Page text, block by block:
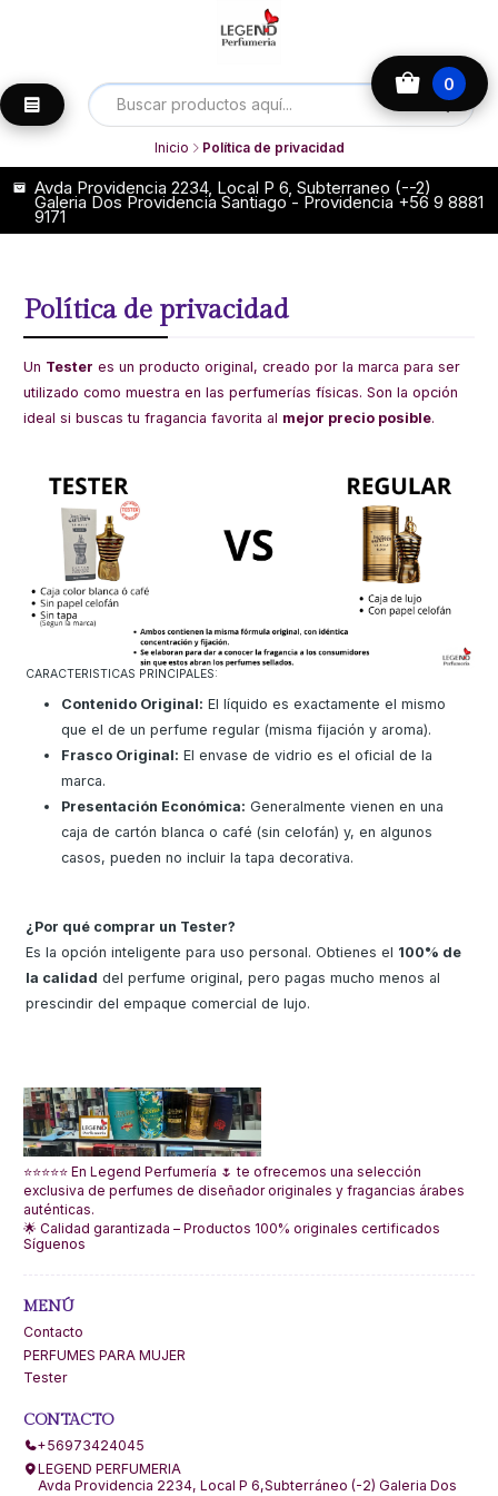
0
Avda Providencia 2234, Local P 6, Subterraneo (--2)
Galeria Dos Providencia Santiago - Providencia +56 9 8881
9171
Inicio Política de privacidad
Política de privacidad
Un Tester es un producto original, creado por la marca para ser
utilizado como muestra en las perfumerías físicas. Son la opción
ideal si buscas tu fragancia favorita al mejor precio posible.
CARACTERÍSTICAS PRINCIPALES:
Contenido Original: El líquido es exactamente el mismo
que el de un perfume regular (misma fijación y aroma).
Frasco Original: El envase de vidrio es el oficial de la
marca.
Presentación Económica: Generalmente vienen en una
caja de cartón blanca o café (sin celofán) y, en algunos
casos, pueden no incluir la tapa decorativa.
¿Por qué comprar un Tester?
Es la opción inteligente para uso personal. Obtienes el 100% de
la calidad del perfume original, pero pagas mucho menos al
prescindir del empaque comercial de lujo.
⭐⭐⭐⭐⭐ En Legend Perfumería 🌷 te ofrecemos una selección
exclusiva de perfumes de diseñador originales y fragancias árabes
auténticas.
🌟 Calidad garantizada – Productos 100% originales certificados
Síguenos
MENÚ
Contacto
PERFUMES PARA MUJER
Tester
CONTACTO
+56973424045
LEGEND PERFUMERIA
Avda Providencia 2234, Local P 6,Subterráneo (-2) Galeria Dos